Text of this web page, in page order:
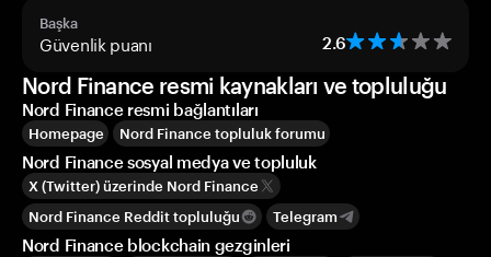
Başka
Güvenlik puanı 2.6
Nord Finance resmi kaynakları ve topluluğu
Nord Finance resmi bağlantıları
Homepage Nord Finance topluluk forumu
Nord Finance sosyal medya ve topluluk
X (Twitter) üzerinde Nord Finance
Nord Finance Reddit topluluğu
Telegram
Nord Finance blockchain gezginleri